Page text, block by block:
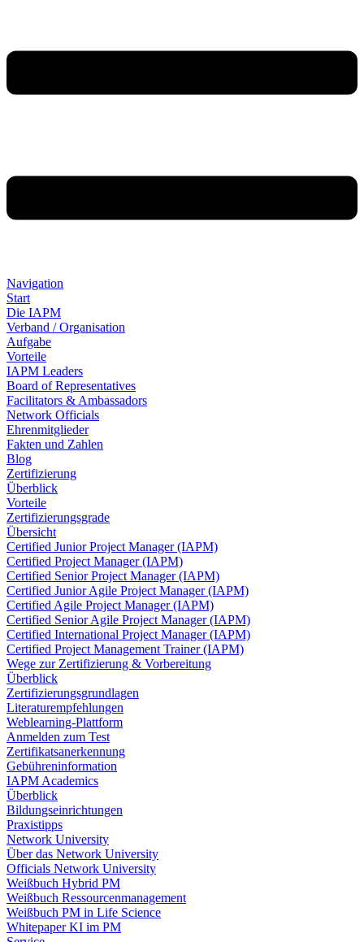
Navigation
Start
Die IAPM
Verband / Organisation
Aufgabe
Vorteile
IAPM Leaders
Board of Representatives
Facilitators & Ambassadors
Network Officials
Ehrenmitglieder
Fakten und Zahlen
Blog
Zertifizierung
Überblick
Vorteile
Zertifizierungsgrade
Übersicht
Certified Junior Project Manager (IAPM)
Certified Project Manager (IAPM)
Certified Senior Project Manager (IAPM)
Certified Junior Agile Project Manager (IAPM)
Certified Agile Project Manager (IAPM)
Certified Senior Agile Project Manager (IAPM)
Certified International Project Manager (IAPM)
Certified Project Management Trainer (IAPM)
Wege zur Zertifizierung & Vorbereitung
Überblick
Zertifizierungsgrundlagen
Literaturempfehlungen
Weblearning-Plattform
Anmelden zum Test
Zertifikatsanerkennung
Gebühreninformation
IAPM Academics
Überblick
Bildungseinrichtungen
Praxistipps
Network University
Über das Network University
Officials Network University
Weißbuch Hybrid PM
Weißbuch Ressourcenmanagement
Weißbuch PM in Life Science
Whitepaper KI im PM